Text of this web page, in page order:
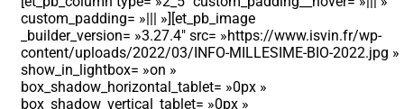
custom_padding= »||| »][et_pb_image
_builder_version= »3.27.4″ src= »https://www.isvin.fr/wp-
content/uploads/2022/03/INFO-MILLESIME-BIO-2022.jpg »
show_in_lightbox= »on »
box_shadow_horizontal_tablet= »0px »
box_shadow_vertical_tablet= »0px »